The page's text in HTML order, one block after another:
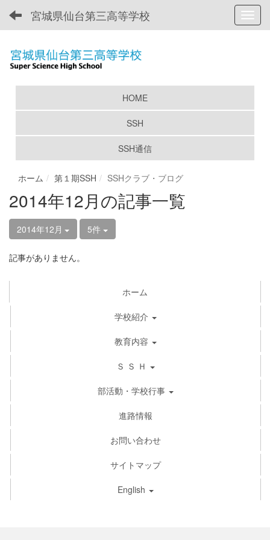
宮城県仙台第三高等学校
HOME
SSH
SSH通信
ホーム 第１期SSH SSHクラブ・ブログ
2014年12月の記事一覧
2014年12月 5件
記事がありません。
ホーム
学校紹介
教育内容
Ｓ Ｓ Ｈ
部活動・学校行事
進路情報
お問い合わせ
サイトマップ
English